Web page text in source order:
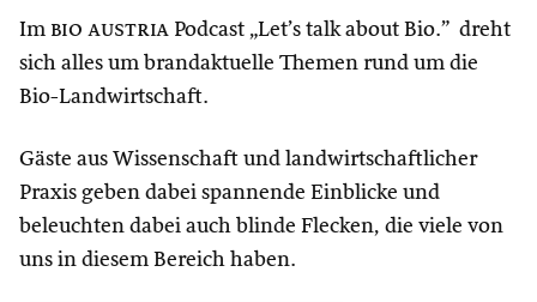
Im bio austria Podcast „Let’s talk about Bio.” dreht
sich alles um brandaktuelle Themen rund um die
Bio-Landwirtschaft.
Gäste aus Wissenschaft und landwirtschaftlicher
Praxis geben dabei spannende Einblicke und
beleuchten dabei auch blinde Flecken, die viele von
uns in diesem Bereich haben.